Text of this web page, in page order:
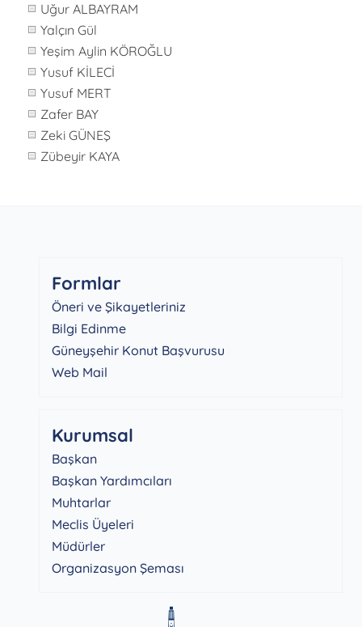
Uğur ALBAYRAM
Yalçın Gül
Yeşim Aylin KÖROĞLU
Yusuf KİLECİ
Yusuf MERT
Zafer BAY
Zeki GÜNEŞ
Zübeyir KAYA
Formlar
Öneri ve Şikayetleriniz
Bilgi Edinme
Güneyşehir Konut Başvurusu
Web Mail
Kurumsal
Başkan
Başkan Yardımcıları
Muhtarlar
Meclis Üyeleri
Müdürler
Organizasyon Şeması